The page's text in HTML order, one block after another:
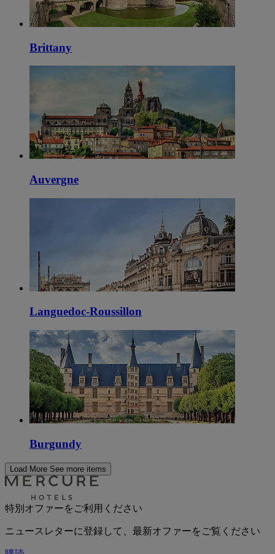
Brittany
Auvergne
Languedoc-Roussillon
Burgundy
Load More See more items
特別オファーをご利用ください
ニュースレターに登録して、最新オファーをご覧ください